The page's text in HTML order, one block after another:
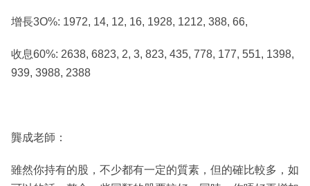
增長3O%: 1972, 14, 12, 16, 1928, 1212, 388, 66,
收息60%: 2638, 6823, 2, 3, 823, 435, 778, 177, 551, 1398,
939, 3988, 2388
龔成老師：
雖然你持有的股，不少都有一定的質素，但的確比較多，如